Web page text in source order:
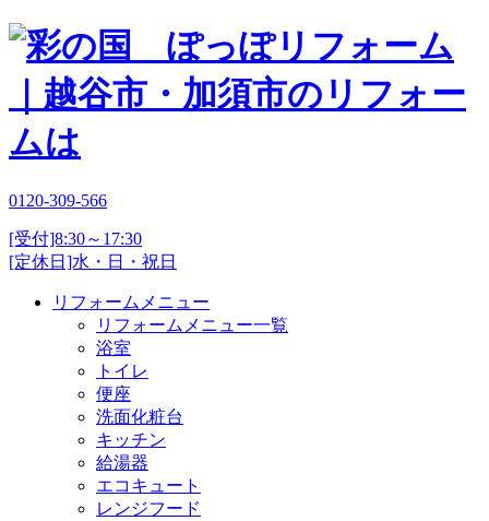
0120-309-566
[受付]8:30～17:30
[定休日]水・日・祝日
リフォームメニュー
リフォームメニュー一覧
浴室
トイレ
便座
洗面化粧台
キッチン
給湯器
エコキュート
レンジフード